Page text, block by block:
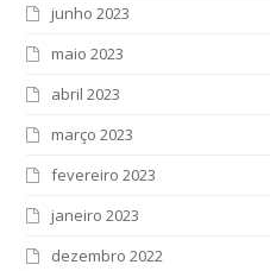
junho 2023
maio 2023
abril 2023
março 2023
fevereiro 2023
janeiro 2023
dezembro 2022